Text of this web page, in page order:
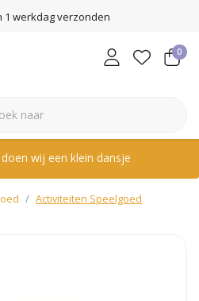
1 werkdag verzonden
0
wij een klein dansje
Activiteiten Speelgoed